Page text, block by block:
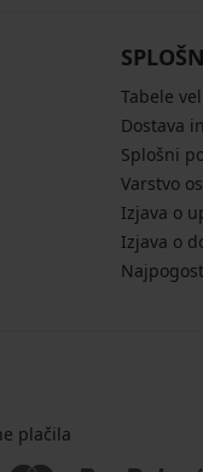
Tabele
Dostava
Splošni
Varstvo
Izjava o
Izjava o
plačila